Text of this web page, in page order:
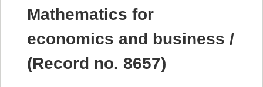
Advanced search
Course reserves
Authority search
Mathematics for
economics and business /
(Record no. 8657)